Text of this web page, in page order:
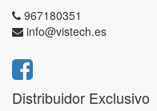
967180351
info@vistech.es
Distribuidor Exclusivo